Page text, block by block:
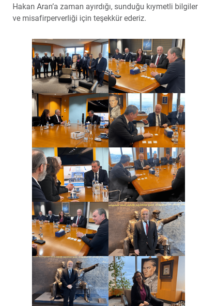
Hakan Aran’a zaman ayırdığı, sunduğu kıymetli bilgiler
ve misafirperverliği için teşekkür ederiz.